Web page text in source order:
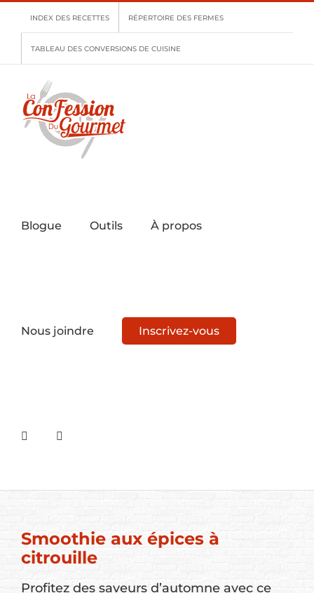
content
INDEX DES RECETTES RÉPERTOIRE DES FERMES
TABLEAU DES CONVERSIONS DE CUISINE
Blogue Outils À propos
Nous joindre Inscrivez-vous
Smoothie aux épices à
citrouille
Profitez des saveurs d’automne avec ce